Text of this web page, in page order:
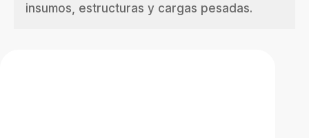
insumos, estructuras y cargas pesadas.